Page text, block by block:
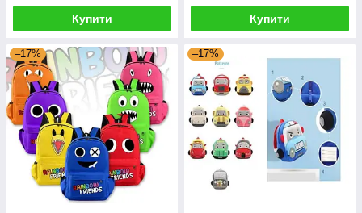
Купити Купити
–17% –17%